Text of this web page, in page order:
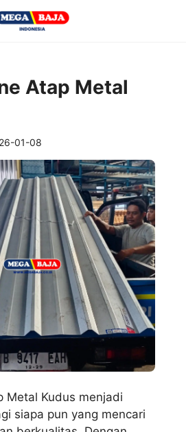
Atap Metal
01-08
Metal Kudus menjadi
siapa pun yang mencari